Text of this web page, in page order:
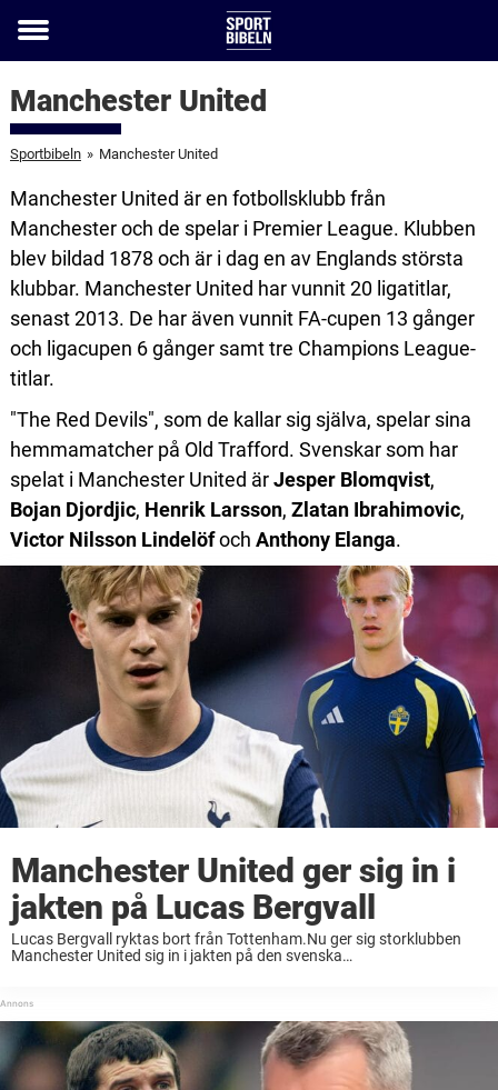
Toggle
Manchester United
Sportbibeln » Manchester United
Manchester United är en fotbollsklubb från
Manchester och de spelar i Premier League. Klubben
blev bildad 1878 och är i dag en av Englands största
klubbar. Manchester United har vunnit 20 ligatitlar,
senast 2013. De har även vunnit FA-cupen 13 gånger
och ligacupen 6 gånger samt tre Champions League-
titlar.
"The Red Devils", som de kallar sig själva, spelar sina
hemmamatcher på Old Trafford. Svenskar som har
spelat i Manchester United ärJesper Blomqvist,
Bojan Djordjic, Henrik Larsson, Zlatan Ibrahimovic,
Victor Nilsson Lindelöfoch Anthony Elanga.
Manchester United ger sig in i
jakten på Lucas Bergvall
Lucas Bergvall ryktas bort från Tottenham.Nu ger sig storklubben
Manchester United sig in i jakten på den svenska
tröttnat ...